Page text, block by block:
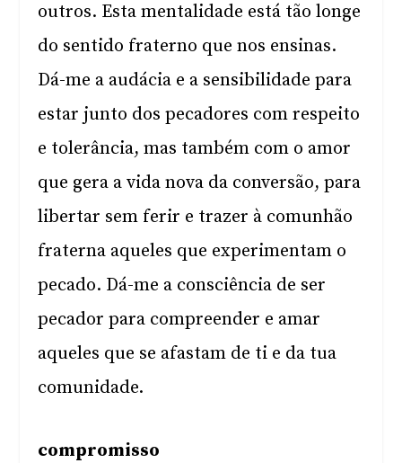
outros. Esta mentalidade está tão longe
do sentido fraterno que nos ensinas.
Dá-me a audácia e a sensibilidade para
estar junto dos pecadores com respeito
e tolerância, mas também com o amor
que gera a vida nova da conversão, para
libertar sem ferir e trazer à comunhão
fraterna aqueles que experimentam o
pecado. Dá-me a consciência de ser
pecador para compreender e amar
aqueles que se afastam de ti e da tua
comunidade.
compromisso